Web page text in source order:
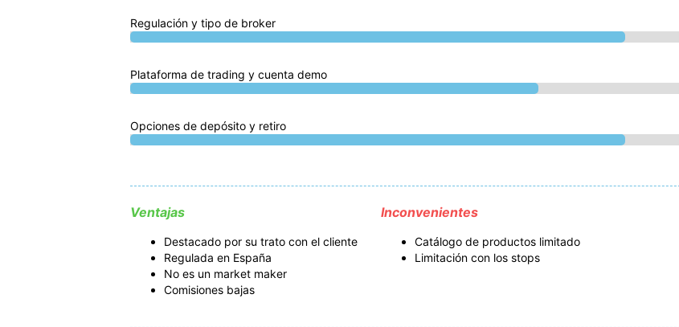
Regulación y tipo de broker
Plataforma de trading y cuenta demo
Opciones de depósito y retiro
Ventajas
Destacado por su trato con el cliente
Regulada en España
No es un market maker
Comisiones bajas
Inconvenientes
Catálogo de productos limitado
Limitación con los stops